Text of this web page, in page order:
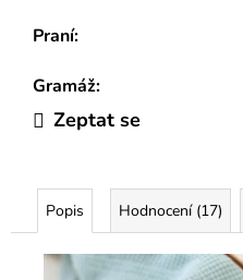
Praní:
Gramáž:
Zeptat se
Popis Hodnocení (17)